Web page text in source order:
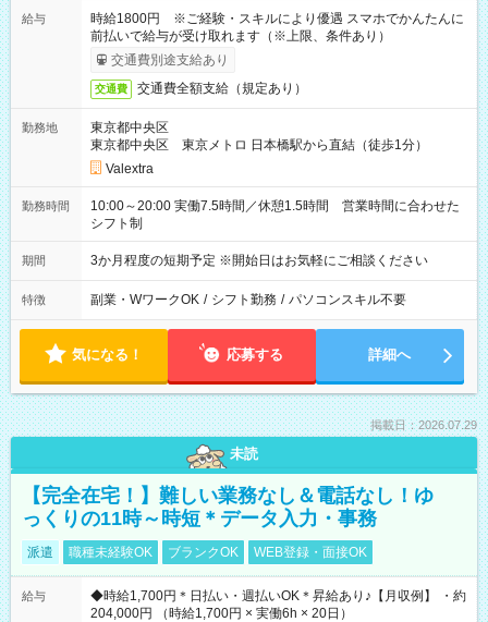
給与
時給1800円 ※ご経験・スキルにより優遇 スマホでかんたんに
前払いで給与が受け取れます（※上限、条件あり）
交通費別途支給あり
交通費 交通費全額支給（規定あり）
勤務地
東京都中央区
東京都中央区 東京メトロ 日本橋駅から直結（徒歩1分）
Valextra
勤務時間
10:00～20:00 実働7.5時間／休憩1.5時間 営業時間に合わせた
シフト制
期間 3か月程度の短期予定 ※開始日はお気軽にご相談ください
特徴 副業・WワークOK / シフト勤務 / パソコンスキル不要
気になる！ 応募する 詳細へ
掲載日：2026.07.29
未読
【完全在宅！】難しい業務なし＆電話なし！ゆ
っくりの11時～時短＊データ入力・事務
派遣 職種未経験OK ブランクOK WEB登録・面接OK
給与
◆時給1,700円＊日払い・週払いOK＊昇給あり♪【月収例】 ・約
204,000円 （時給1,700円 × 実働6h × 20日）